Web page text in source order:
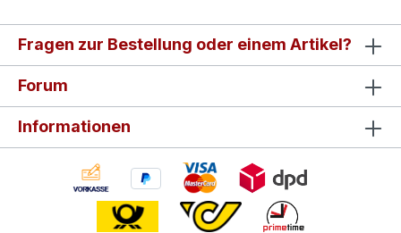
Fragen zur Bestellung oder einem Artikel?
Forum
Informationen